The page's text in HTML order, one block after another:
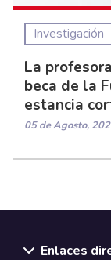
Investigación
La
beca de la
estancia
05 de Agosto,
Enlaces